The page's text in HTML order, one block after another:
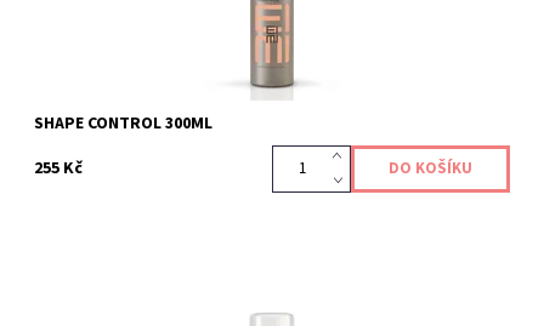
SHAPE CONTROL 300ML
255 Kč